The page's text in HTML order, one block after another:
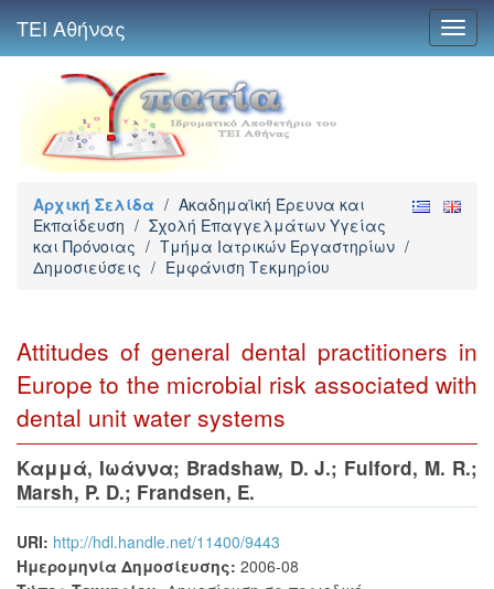
ΤΕΙ Αθήνας
Αρχική Σελίδα / Ακαδημαϊκή Έρευνα και
Εκπαίδευση / Σχολή Επαγγελμάτων Υγείας
και Πρόνοιας / Τμήμα Ιατρικών Εργαστηρίων /
Δημοσιεύσεις / Εμφάνιση Τεκμηρίου
Attitudes of general dental practitioners in
Europe to the microbial risk associated with
dental unit water systems
Καμμά, Ιωάννα; Bradshaw, D. J.; Fulford, M. R.;
Marsh, P. D.; Frandsen, E.
URI: http://hdl.handle.net/11400/9443
Ημερομηνία Δημοσίευσης: 2006-08